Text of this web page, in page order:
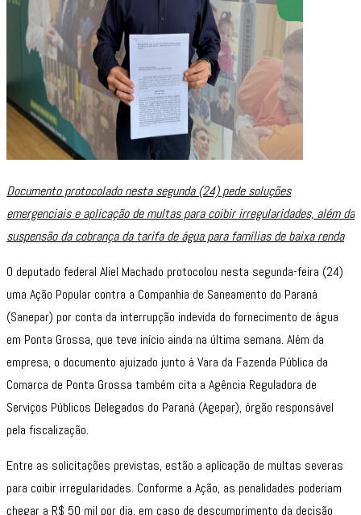
Documento protocolado nesta segunda (24) pede soluções
emergenciais e aplicação de multas para coibir irregularidades, além da
suspensão da cobrança da tarifa de água para famílias de baixa renda
O deputado federal Aliel Machado protocolou nesta segunda-feira (24)
uma Ação Popular contra a Companhia de Saneamento do Paraná
(Sanepar) por conta da interrupção indevida do fornecimento de água
em Ponta Grossa, que teve início ainda na última semana. Além da
empresa, o documento ajuizado junto à Vara da Fazenda Pública da
Comarca de Ponta Grossa também cita a Agência Reguladora de
Serviços Públicos Delegados do Paraná (Agepar), órgão responsável
pela fiscalização.
Entre as solicitações previstas, estão a aplicação de multas severas
para coibir irregularidades. Conforme a Ação, as penalidades poderiam
chegar a R$ 50 mil por dia, em caso de descumprimento da decisão